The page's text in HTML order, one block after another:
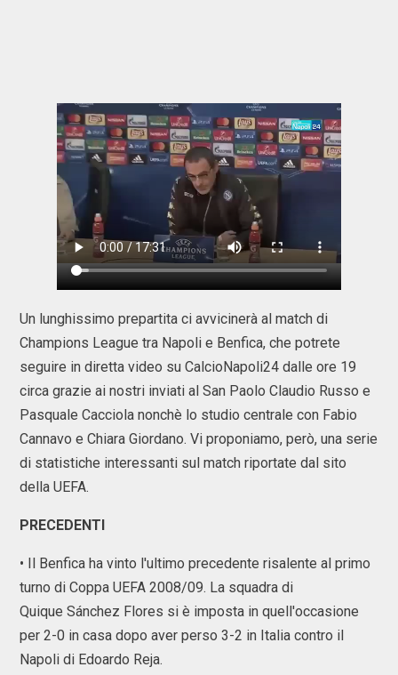
Un lunghissimo prepartita ci avvicinerà al match di
Champions League tra Napoli e Benfica, che potrete
seguire in diretta video su CalcioNapoli24 dalle ore 19
circa grazie ai nostri inviati al San Paolo Claudio Russo e
Pasquale Cacciola nonchè lo studio centrale con Fabio
Cannavo e Chiara Giordano. Vi proponiamo, però, una serie
di statistiche interessanti sul match riportate dal sito
della UEFA.
PRECEDENTI
• Il Benfica ha vinto l'ultimo precedente risalente al primo
turno di Coppa UEFA 2008/09. La squadra di
Quique Sánchez Flores si è imposta in quell'occasione
per 2-0 in casa dopo aver perso 3-2 in Italia contro il
Napoli di Edoardo Reja.